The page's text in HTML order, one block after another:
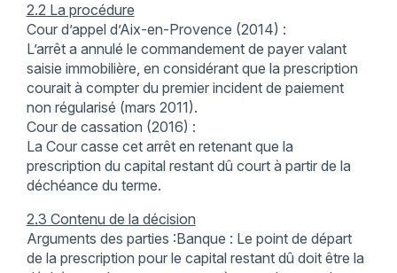
2.2 La procédure
Cour d’appel d’Aix-en-Provence (2014) :
L’arrêt a annulé le commandement de payer valant
saisie immobilière, en considérant que la prescription
courait à compter du premier incident de paiement
non régularisé (mars 2011).
Cour de cassation (2016) :
La Cour casse cet arrêt en retenant que la
prescription du capital restant dû court à partir de la
déchéance du terme.
2.3 Contenu de la décision
Arguments des parties :Banque : Le point de départ
de la prescription pour le capital restant dû doit être la